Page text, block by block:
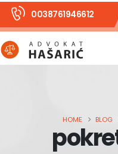
0038761946612
HOME BLOG